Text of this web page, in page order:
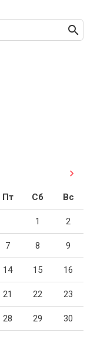
Пт Сб Вс
1 2
7 8 9
14 15 16
21 22 23
28 29 30